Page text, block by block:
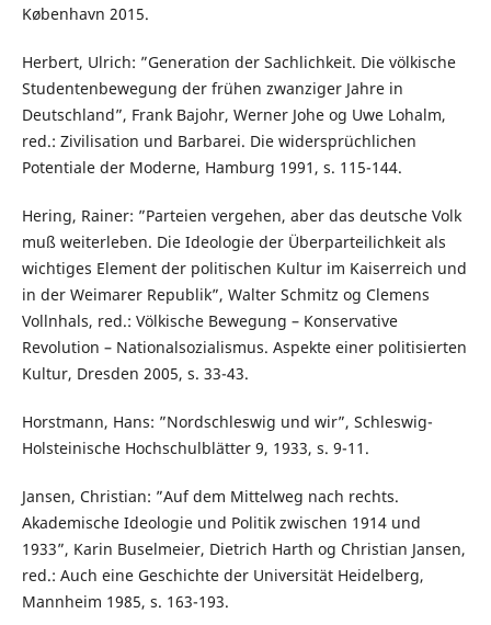
København 2015.
Herbert, Ulrich: ”Generation der Sachlichkeit. Die völkische
Studentenbewegung der frühen zwanziger Jahre in
Deutschland”, Frank Bajohr, Werner Johe og Uwe Lohalm,
red.: Zivilisation und Barbarei. Die widersprüchlichen
Potentiale der Moderne, Hamburg 1991, s. 115-144.
Hering, Rainer: ”Parteien vergehen, aber das deutsche Volk
muß weiterleben. Die Ideologie der Überparteilichkeit als
wichtiges Element der politischen Kultur im Kaiserreich und
in der Weimarer Republik”, Walter Schmitz og Clemens
Vollnhals, red.: Völkische Bewegung – Konservative
Revolution – Nationalsozialismus. Aspekte einer politisierten
Kultur, Dresden 2005, s. 33-43.
Horstmann, Hans: ”Nordschleswig und wir”, Schleswig-
Holsteinische Hochschulblätter 9, 1933, s. 9-11.
Jansen, Christian: ”Auf dem Mittelweg nach rechts.
Akademische Ideologie und Politik zwischen 1914 und
1933”, Karin Buselmeier, Dietrich Harth og Christian Jansen,
red.: Auch eine Geschichte der Universität Heidelberg,
Mannheim 1985, s. 163-193.